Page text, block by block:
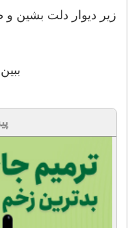
ﺯﯾﺮ ﺩﯾﻮﺍﺭ ﺩﻟﺖ ﺑﺸﯿﻦ